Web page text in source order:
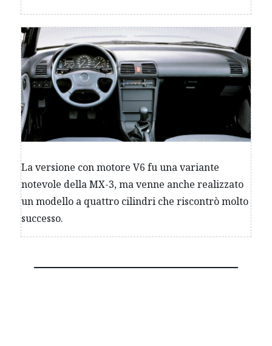
La versione con motore V6 fu una variante
notevole della MX-3, ma venne anche realizzato
un modello a quattro cilindri che riscontrò molto
successo.